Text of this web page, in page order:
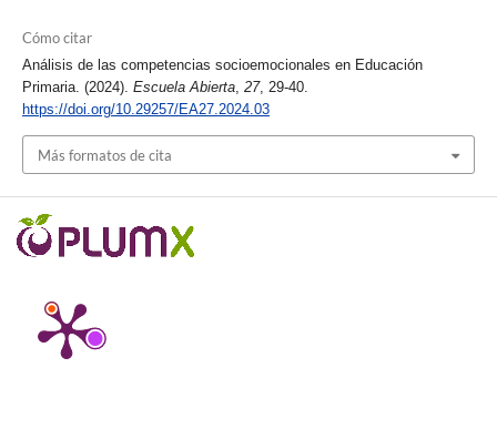
Cómo citar
Análisis de las competencias socioemocionales en Educación
Primaria. (2024). Escuela Abierta, 27, 29-40.
https://doi.org/10.29257/EA27.2024.03
Más formatos de cita